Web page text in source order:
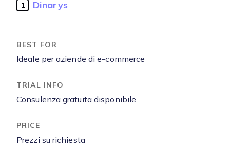
1 Dinarys
Ideale per aziende di e-commerce
Consulenza gratuita disponibile
Prezzi su richiesta